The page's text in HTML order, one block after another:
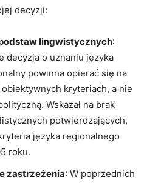
decyzji:
lingwistycznych:
decyzja o uznaniu języka
powinna opierać się na
kryteriach, a nie
Wskazał na brak
potwierdzających,
języka regionalnego
roku​​.
zastrzeżenia: W poprzednich